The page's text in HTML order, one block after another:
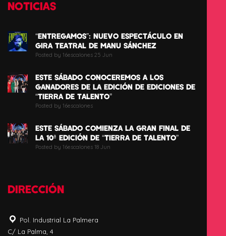
NOTICIAS
“ENTREGAMOS”: NUEVO ESPECTÁCULO EN
GIRA TEATRAL DE MANU SÁNCHEZ
Posted by 16escalones 25 Jun
ESTE SÁBADO CONOCEREMOS A LOS
GANADORES DE LA EDICIÓN DE EDICIONES DE
“TIERRA DE TALENTO”
Posted by 16escalones
ESTE SÁBADO COMIENZA LA GRAN FINAL DE
LA 10ª EDICIÓN DE “TIERRA DE TALENTO”
Posted by 16escalones 18 Jun
DIRECCIÓN
Pol. Industrial La Palmera
C/ La Palma, 4